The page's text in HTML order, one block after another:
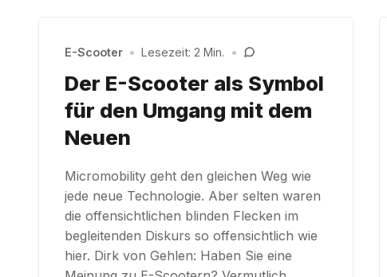
E-Scooter • Lesezeit: 2 Min. •
Der E-Scooter als Symbol
für den Umgang mit dem
Neuen
Micromobility geht den gleichen Weg wie
jede neue Technologie. Aber selten waren
die offensichtlichen blinden Flecken im
begleitenden Diskurs so offensichtlich wie
hier. Dirk von Gehlen: Haben Sie eine